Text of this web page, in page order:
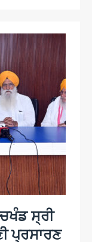
ਸ੍ਰੀ
ਪ੍ਰਸਾਰਣ